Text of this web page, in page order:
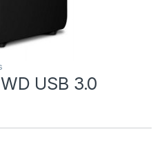
USB 3.0